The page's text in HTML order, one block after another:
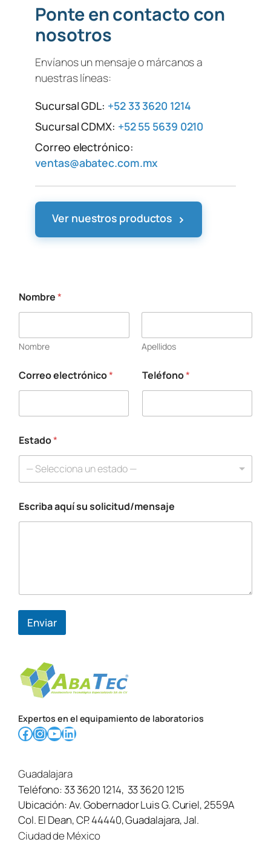
Ponte en contacto con
nosotros
Envíanos un mensaje o márcanos a
nuestras líneas:
Sucursal GDL: +52 33 3620 1214
Sucursal CDMX: +52 55 5639 0210
Correo electrónico:
ventas@abatec.com.mx
Ver nuestros productos ›
Nombre*
Nombre Apellidos
Correo electrónico* Teléfono*
Estado*
— Selecciona un estado —
s
u
e
r
Escriba aquí su solicitud/mensaje
Enviar
Expertos en el equipamiento de laboratorios
Facebook InstagramYouTube LinkedIn
Guadalajara
Teléfono:33 3620 1214, 33 3620 1215
Ubicación:Av. Gobernador Luis G. Curiel, 2559A
Col. El Dean, CP. 44440, Guadalajara, Jal.
Ciudad de México